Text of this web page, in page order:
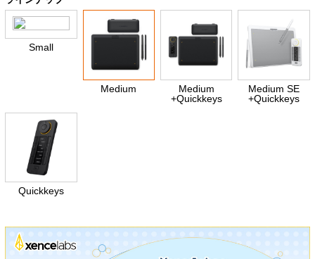
Small
Medium
Medium
+Quickkeys
Medium SE
+Quickkeys
Quickkeys